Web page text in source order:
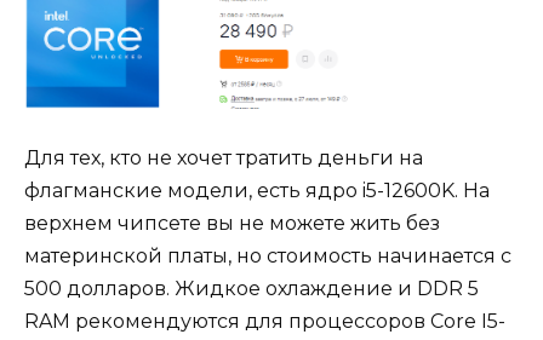
Для тех, кто не хочет тратить деньги на
флагманские модели, есть ядро i5-12600K. На
верхнем чипсете вы не можете жить без
материнской платы, но стоимость начинается с
500 долларов. Жидкое охлаждение и DDR 5
RAM рекомендуются для процессоров Core I5-